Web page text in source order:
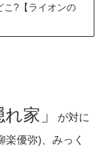
こ?【ライオンの
家」
が対に
優弥)、みっく